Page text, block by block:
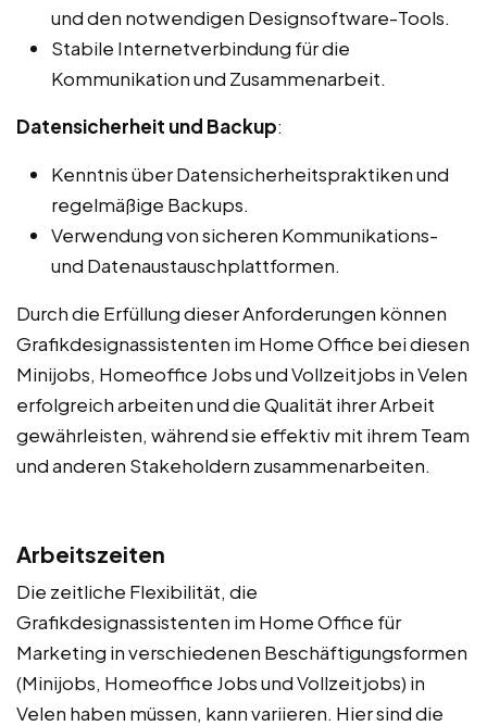
und den notwendigen Designsoftware-Tools.
Stabile Internetverbindung für die
Kommunikation und Zusammenarbeit.
Datensicherheit und Backup:
Kenntnis über Datensicherheitspraktiken und
regelmäßige Backups.
Verwendung von sicheren Kommunikations-
und Datenaustauschplattformen.
Durch die Erfüllung dieser Anforderungen können
Grafikdesignassistenten im Home Office bei diesen
Minijobs, Homeoffice Jobs und Vollzeitjobs in Velen
erfolgreich arbeiten und die Qualität ihrer Arbeit
gewährleisten, während sie effektiv mit ihrem Team
und anderen Stakeholdern zusammenarbeiten.
Arbeitszeiten
Die zeitliche Flexibilität, die
Grafikdesignassistenten im Home Office für
Marketing in verschiedenen Beschäftigungsformen
(Minijobs, Homeoffice Jobs und Vollzeitjobs) in
Velen haben müssen, kann variieren. Hier sind die